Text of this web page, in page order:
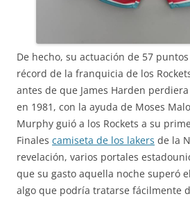
De hecho, su actuación de 57
récord de la franquicia de los
antes de que James Harden
en 1981, con la ayuda de Moses
Murphy guió a los Rockets a su
Finales camiseta de los lakers de la
revelación, varios portales
que su gasto aquella noche superó
algo que podría tratarse fácilmente